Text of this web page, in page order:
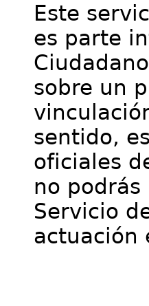
Este
es parte
sobre un
sentido,
oficiales
no
Servicio
actuación